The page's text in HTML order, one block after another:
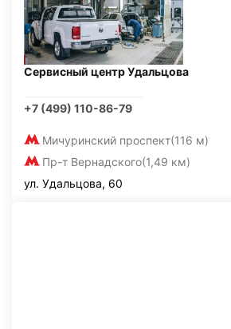
Сервисный центр Удальцова
+7 (499) 110-86-79
Мичуринский проспект(116 м)
Пр-т Вернадского(1,49 км)
ул. Удальцова, 60